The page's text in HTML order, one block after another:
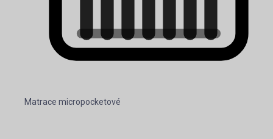
Matrace micropocketové